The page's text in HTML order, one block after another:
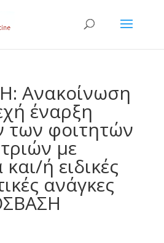
Ανακοίνωση
έναρξη
των φοιτητών
με
ή ειδικές
ανάγκες